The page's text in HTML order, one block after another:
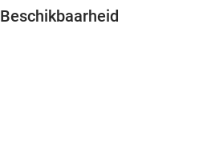
Beschikbaarheid